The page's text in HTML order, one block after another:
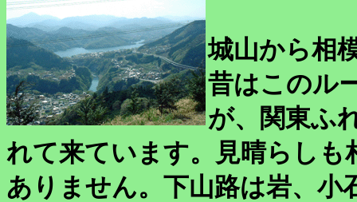
城山から相
昔はこのル
が、関東ふ
れて来ています。見晴らし
ありません。下山路は岩、